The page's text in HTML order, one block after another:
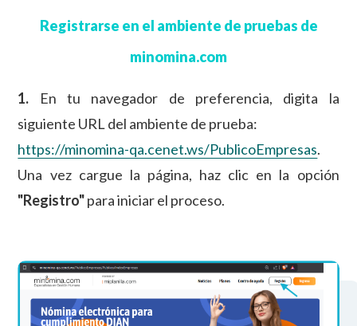
Registrarse en el ambiente de pruebas de
minomina.com
1. En tu navegador de preferencia, digita la
siguiente URL del ambiente de prueba:
https://minomina-qa.cenet.ws/PublicoEmpresas.
Una vez cargue la página, haz clic en la opción
"Registro"para iniciar el proceso.